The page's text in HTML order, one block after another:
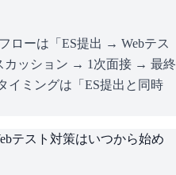
ローは「ES提出 → Webテス
カッション → 1次面接 → 最終
イミングは「ES提出と同時
テスト対策はいつから始め